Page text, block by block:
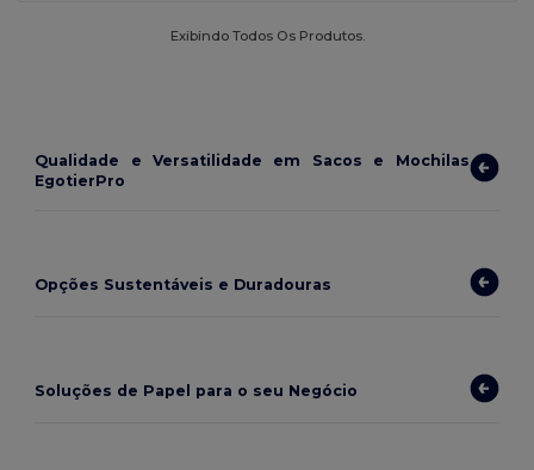
Exibindo Todos Os Produtos.
Qualidade e Versatilidade em Sacos e Mochilas
EgotierPro
Opções Sustentáveis e Duradouras
Soluções de Papel para o seu Negócio